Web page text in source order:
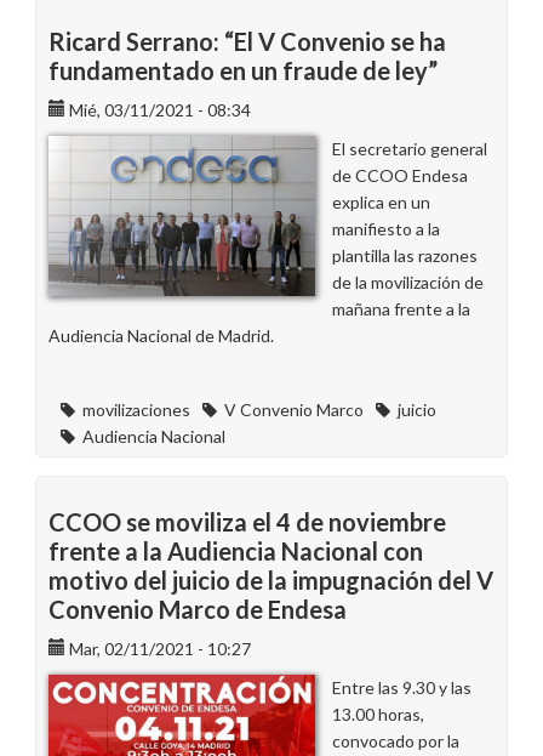
Ricard Serrano: “El V Convenio se ha
fundamentado en un fraude de ley”
Mié, 03/11/2021 - 08:34
El secretario general
de CCOO Endesa
explica en un
manifiesto a la
plantilla las razones
de la movilización de
mañana frente a la
Audiencia Nacional de Madrid.
movilizaciones V Convenio Marco
juicio
Audiencia Nacional
CCOO se moviliza el 4 de noviembre
frente a la Audiencia Nacional con
motivo del juicio de la impugnación del V
Convenio Marco de Endesa
Mar, 02/11/2021 - 10:27
Entre las 9.30 y las
13.00 horas,
convocado por la